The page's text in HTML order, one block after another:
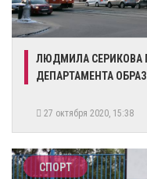
ЛЮДМИЛА СЕРИКОВА
ДЕПАРТАМЕНТА
27 октября 2020, 15:38
СПОРТ